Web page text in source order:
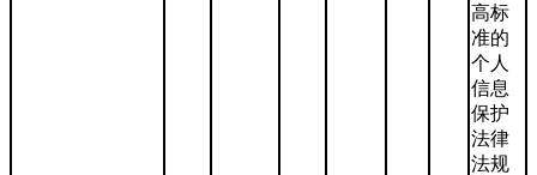
高标
准的
个人
信息
保护
法律
法规